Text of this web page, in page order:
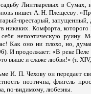
Линтваревых в Сумах,
пишет А. Н. Плещееву:
престарый,
Комфорта,
непоэтическую руину.
Как оно ни плохо, но,
И продолжает: «В реке
выше и слаже любви!» (т. XIV,
И. П. Чехову он передает
поэтична, флигель
по-видимому, любезны.